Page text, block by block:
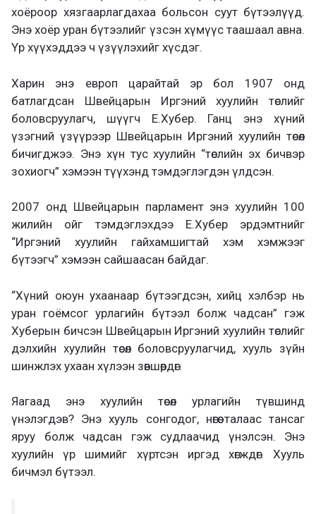
хоёроор хязгаарлагдахаа больсон суут бүтээлүүд.
Энэ хоёр уран бүтээлийг үзсэн хүмүүс таашаал авна.
Үр хүүхэддээ ч үзүүлэхийг хүсдэг.
Харин энэ европ царайтай эр бол 1907 онд
батлагдсан Швейцарын Иргэний хуулийн төслийг
боловсруулагч, шүүгч Е.Хубер. Ганц энэ хүний
үзэгний үзүүрээр Швейцарын Иргэний хуулийн төсөл
бичигджээ. Энэ хүн тус хуулийн “төслийн эх бичвэр
зохиогч” хэмээн түүхэнд тэмдэглэгдэн үлдсэн.
2007 онд Швейцарын парламент энэ хуулийн 100
жилийн ойг тэмдэглэхдээ Е.Хубер эрдэмтнийг
“Иргэний хуулийн гайхамшигтай хэм хэмжээг
бүтээгч” хэмээн сайшаасан байдаг.
“Хүний оюун ухаанаар бүтээгдсэн, хийц хэлбэр нь
уран гоёмсог урлагийн бүтээл болж чадсан” гэж
Хуберын бичсэн Швейцарын Иргэний хуулийн төслийг
дэлхийн хуулийн төсөл боловсруулагчид, хууль зүйн
шинжлэх ухаан хүлээн зөвшөөрдөг.
Яагаад энэ хуулийн төсөл урлагийн түвшинд
үнэлэгдэв? Энэ хууль сонгодог, нөгөө талаас тансаг
яруу болж чадсан гэж судлаачид үнэлсэн. Энэ
хуулийн үр шимийг хүртсэн иргэд хөгждөг. Хууль
бичмэл бүтээл.